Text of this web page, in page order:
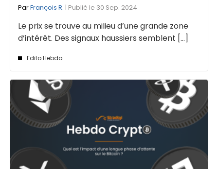
ParFrançois R. | Publié le 30 Sep. 2024
Le prix se trouve au milieu d’une grande zone
d’intérêt. Des signaux haussiers semblent [...]
Edito Hebdo